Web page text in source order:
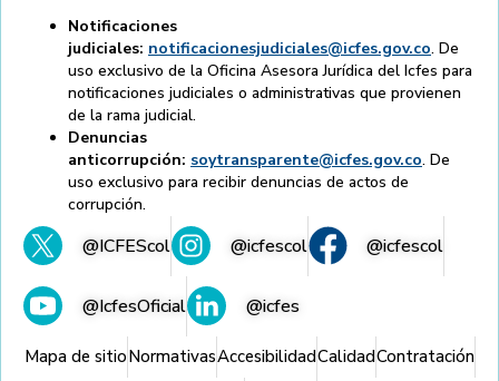
Notificaciones
judiciales: notificacionesjudiciales@icfes.gov.co. De
uso exclusivo de la Oficina Asesora Jurídica del Icfes para
notificaciones judiciales o administrativas que provienen
de la rama judicial.
Denuncias
anticorrupción: soytransparente@icfes.gov.co. De
uso exclusivo para recibir denuncias de actos de
corrupción.
@ICFEScol @icfescol @icfescol
@IcfesOficial @icfes
Mapa de sitioNormativasAccesibilidadCalidadContratación